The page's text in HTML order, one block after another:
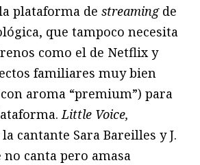
plataforma de streamingde
que tampoco necesita
como el de Netflix y
familiares muy bien
aroma “premium”) para
Little Voice,
cantante Sara Bareilles y J.
no canta pero amasa